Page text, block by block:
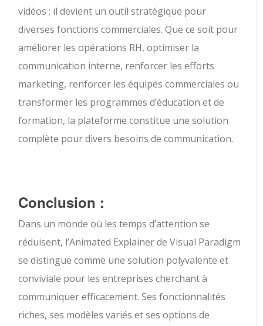
vidéos ; il devient un outil stratégique pour
diverses fonctions commerciales. Que ce soit pour
améliorer les opérations RH, optimiser la
communication interne, renforcer les efforts
marketing, renforcer les équipes commerciales ou
transformer les programmes d’éducation et de
formation, la plateforme constitue une solution
complète pour divers besoins de communication.
Conclusion :
Dans un monde où les temps d’attention se
réduisent, l’Animated Explainer de Visual Paradigm
se distingue comme une solution polyvalente et
conviviale pour les entreprises cherchant à
communiquer efficacement. Ses fonctionnalités
riches, ses modèles variés et ses options de